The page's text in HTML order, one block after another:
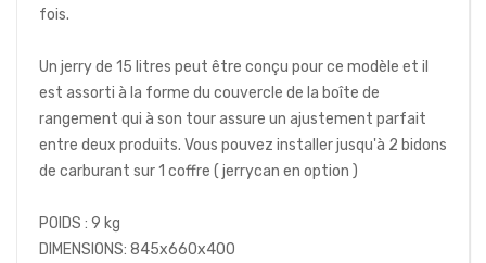
fois.
Un jerry de 15 litres peut être conçu pour ce modèle et il
est assorti à la forme du couvercle de la boîte de
rangement qui à son tour assure un ajustement parfait
entre deux produits. Vous pouvez installer jusqu'à 2 bidons
de carburant sur 1 coffre ( jerrycan en option )
POIDS : 9 kg
DIMENSIONS: 845х660х400